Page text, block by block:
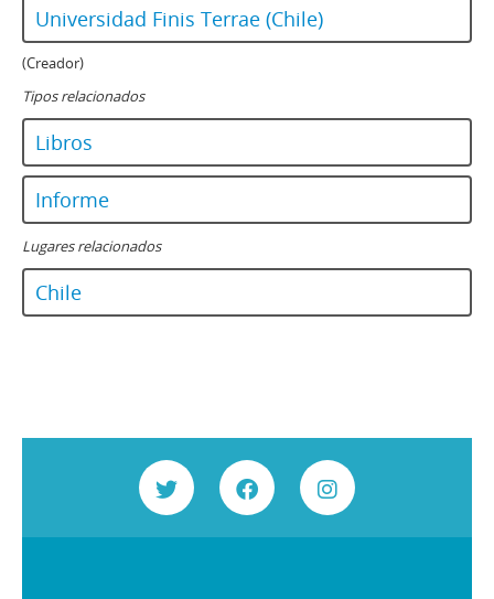
Universidad Finis Terrae (Chile)
(Creador)
Tipos relacionados
Libros
Informe
Lugares relacionados
Chile